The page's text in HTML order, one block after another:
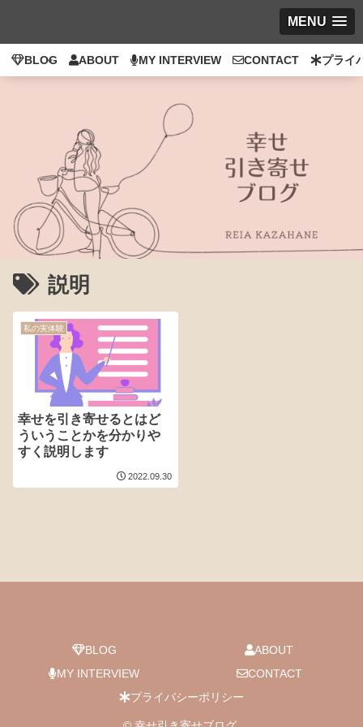
MENU
BLOG ABOUT MY INTERVIEW CONTACT プライ
説明
私の実体験
幸せを引き寄せるとはど
ういうことかを分かりや
すく説明します
2022.09.30
BLOG
ABOUT
MY INTERVIEW
CONTACT
プライバシーポリシー